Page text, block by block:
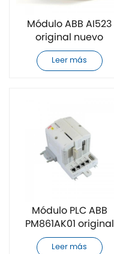
Módulo ABB AI523
original nuevo
Leer más
Módulo PLC ABB
PM861AK01 original
nuevo
Leer más